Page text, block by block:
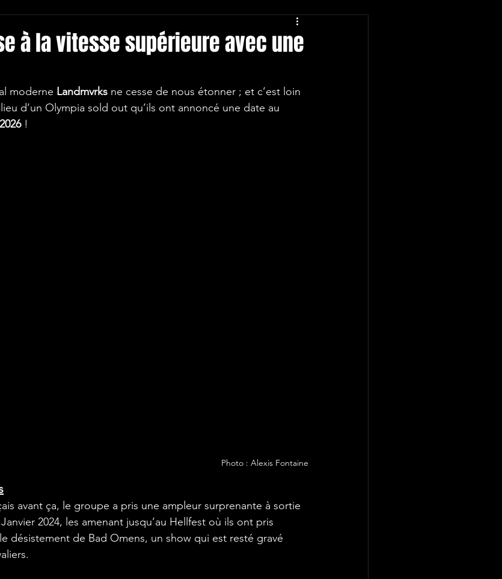
à la vitesse supérieure avec une
moderne Landmvrks ne cesse de nous étonner ; et c’est loin
d’un Olympia sold out qu’ils ont annoncé une date au
!
Photo : Alexis Fontaine
avant ça, le groupe a pris une ampleur surprenante à sortie
2024, les amenant jusqu’au Hellfest où ils ont pris
désistement de Bad Omens, un show qui est resté gravé